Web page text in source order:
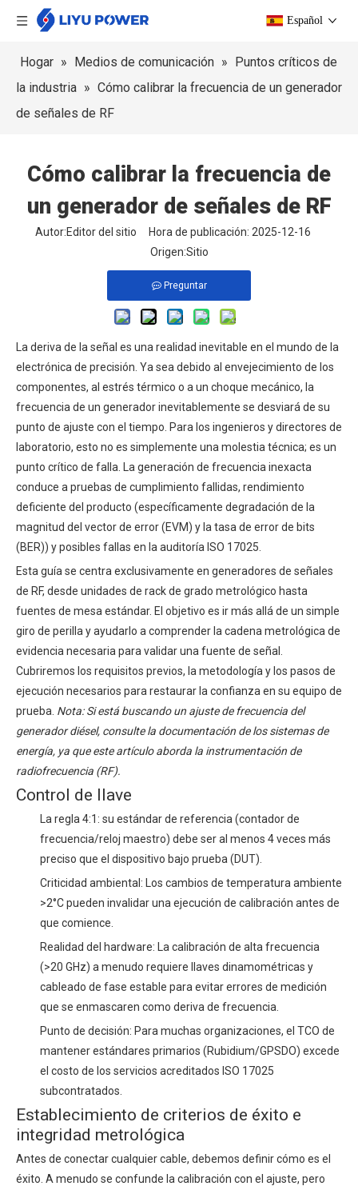
Español
Hogar » Medios de comunicación » Puntos críticos de
la industria » Cómo calibrar la frecuencia de un generador
de señales de RF
Cómo calibrar la frecuencia de
un generador de señales de RF
Autor:Editor del sitio Hora de publicación: 2025-12-16
Origen:Sitio
Preguntar
La deriva de la señal es una realidad inevitable en el mundo de la
electrónica de precisión. Ya sea debido al envejecimiento de los
componentes, al estrés térmico o a un choque mecánico, la
frecuencia de un generador inevitablemente se desviará de su
punto de ajuste con el tiempo. Para los ingenieros y directores de
laboratorio, esto no es simplemente una molestia técnica; es un
punto crítico de falla. La generación de frecuencia inexacta
conduce a pruebas de cumplimiento fallidas, rendimiento
deficiente del producto (específicamente degradación de la
magnitud del vector de error (EVM) y la tasa de error de bits
(BER)) y posibles fallas en la auditoría ISO 17025.
Esta guía se centra exclusivamente en generadores de señales
de RF, desde unidades de rack de grado metrológico hasta
fuentes de mesa estándar. El objetivo es ir más allá de un simple
giro de perilla y ayudarlo a comprender la cadena metrológica de
evidencia necesaria para validar una fuente de señal.
Cubriremos los requisitos previos, la metodología y los pasos de
ejecución necesarios para restaurar la confianza en su equipo de
prueba. Nota: Si está buscando un ajuste de frecuencia del
generador diésel, consulte la documentación de los sistemas de
energía, ya que este artículo aborda la instrumentación de
radiofrecuencia (RF).
Control de llave
La regla 4:1: su estándar de referencia (contador de
frecuencia/reloj maestro) debe ser al menos 4 veces más
preciso que el dispositivo bajo prueba (DUT).
Criticidad ambiental: Los cambios de temperatura ambiente
>2°C pueden invalidar una ejecución de calibración antes de
que comience.
Realidad del hardware: La calibración de alta frecuencia
(>20 GHz) a menudo requiere llaves dinamométricas y
cableado de fase estable para evitar errores de medición
que se enmascaren como deriva de frecuencia.
Punto de decisión: Para muchas organizaciones, el TCO de
mantener estándares primarios (Rubidium/GPSDO) excede
el costo de los servicios acreditados ISO 17025
subcontratados.
Establecimiento de criterios de éxito e
integridad metrológica
Antes de conectar cualquier cable, debemos definir cómo es el
éxito. A menudo se confunde la calibración con el ajuste, pero